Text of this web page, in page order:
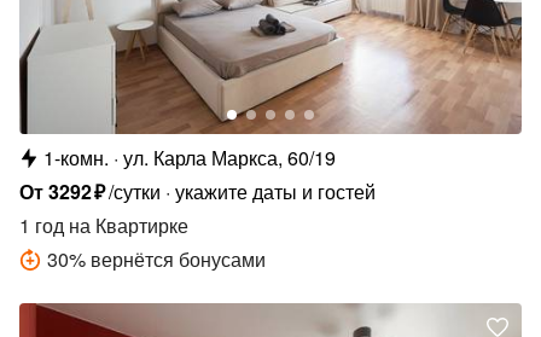
1-комн. ул. Карла Маркса, 60/19
От3292₽/сутки укажите даты и гостей
1 год на Квартирке
30% вернётся бонусами